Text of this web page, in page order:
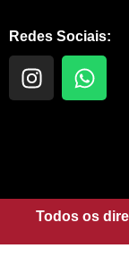
Redes Sociais:
I
n
r
a
m
W
h
p
p
Todos os